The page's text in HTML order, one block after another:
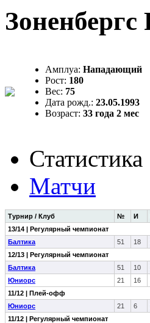
Зоненбергс
Амплуа: Нападающий
Рост: 180
Вес: 75
Дата рожд.: 23.05.1993
Возраст: 33 года 2 мес
Статистика
Матчи
Турнир / Клуб № И
13/14 | Регулярный чемпионат
Балтика
51 18
12/13 | Регулярный чемпионат
Балтика
51 10
Юниорс
21 16
11/12 | Плей-офф
Юниорс
21 6
11/12 | Регулярный чемпионат